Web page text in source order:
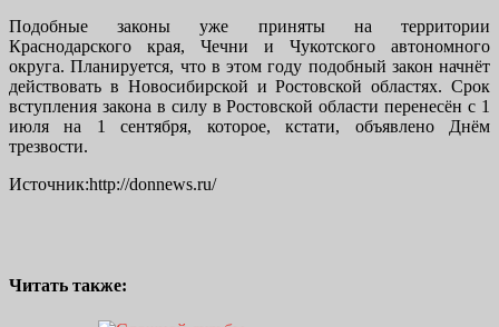
Подобные законы уже приняты на территории
Краснодарского края, Чечни и Чукотского автономного
округа. Планируется, что в этом году подобный закон начнёт
действовать в Новосибирской и Ростовской областях. Срок
вступления закона в силу в Ростовской области перенесён с 1
июля на 1 сентября, которое, кстати, объявлено Днём
трезвости.
Источник:http://donnews.ru/
Читать также: